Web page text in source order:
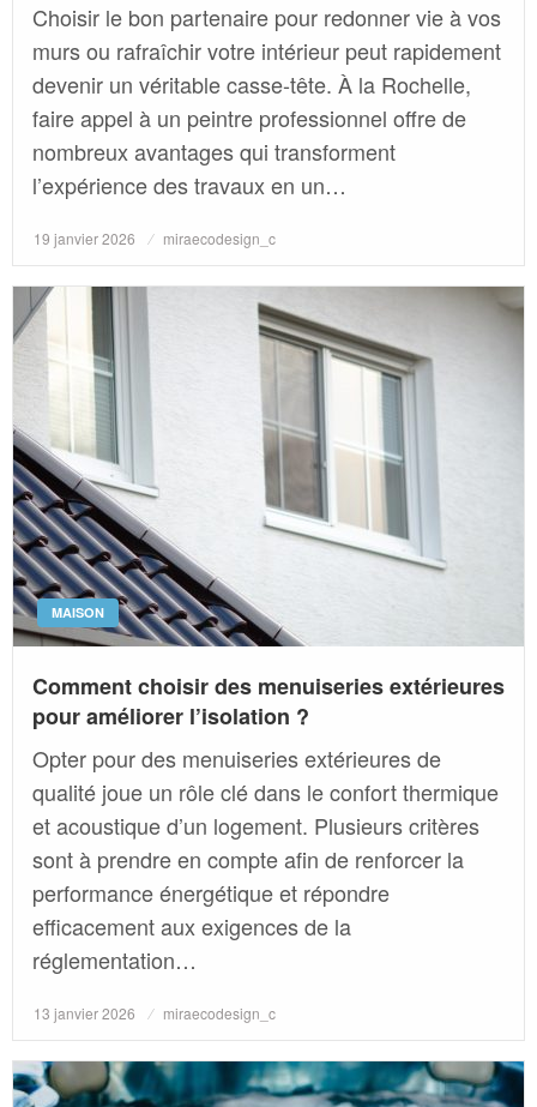
Choisir le bon partenaire pour redonner vie à vos
murs ou rafraîchir votre intérieur peut rapidement
devenir un véritable casse-tête. À la Rochelle,
faire appel à un peintre professionnel offre de
nombreux avantages qui transforment
l’expérience des travaux en un…
Posted
19 janvier 2026 miraecodesign_c
MAISON
Comment choisir des menuiseries extérieures
pour améliorer l’isolation ?
Opter pour des menuiseries extérieures de
qualité joue un rôle clé dans le confort thermique
et acoustique d’un logement. Plusieurs critères
sont à prendre en compte afin de renforcer la
performance énergétique et répondre
efficacement aux exigences de la
réglementation…
Posted
13 janvier 2026 miraecodesign_c